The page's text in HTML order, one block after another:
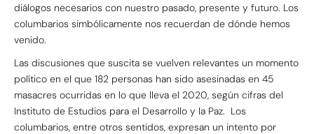
diálogos necesarios con nuestro pasado, presente y futuro. Los
columbarios simbólicamente nos recuerdan de dónde hemos
venido.
Las discusiones que suscita se vuelven relevantes un momento
político en el que 182 personas han sido asesinadas en 45
masacres ocurridas en lo que lleva el 2020, según cifras del
Instituto de Estudios para el Desarrollo y la Paz. Los
columbarios, entre otros sentidos, expresan un intento por